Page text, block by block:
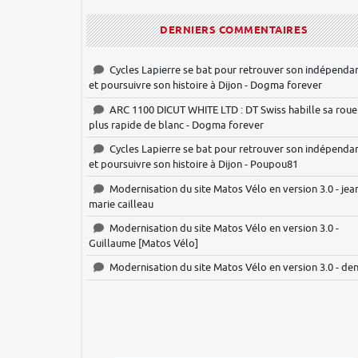
DERNIERS COMMENTAIRES
Cycles Lapierre se bat pour retrouver son
et poursuivre son histoire à Dijon - Dogma forever
ARC 1100 DICUT WHITE LTD : DT Swiss habille sa
plus rapide de blanc - Dogma forever
Cycles Lapierre se bat pour retrouver son
et poursuivre son histoire à Dijon - Poupou81
Modernisation du site Matos Vélo en version 3.0 -
marie cailleau
Modernisation du site Matos Vélo en version 3.0 -
Guillaume [Matos Vélo]
Modernisation du site Matos Vélo en version 3.0 -